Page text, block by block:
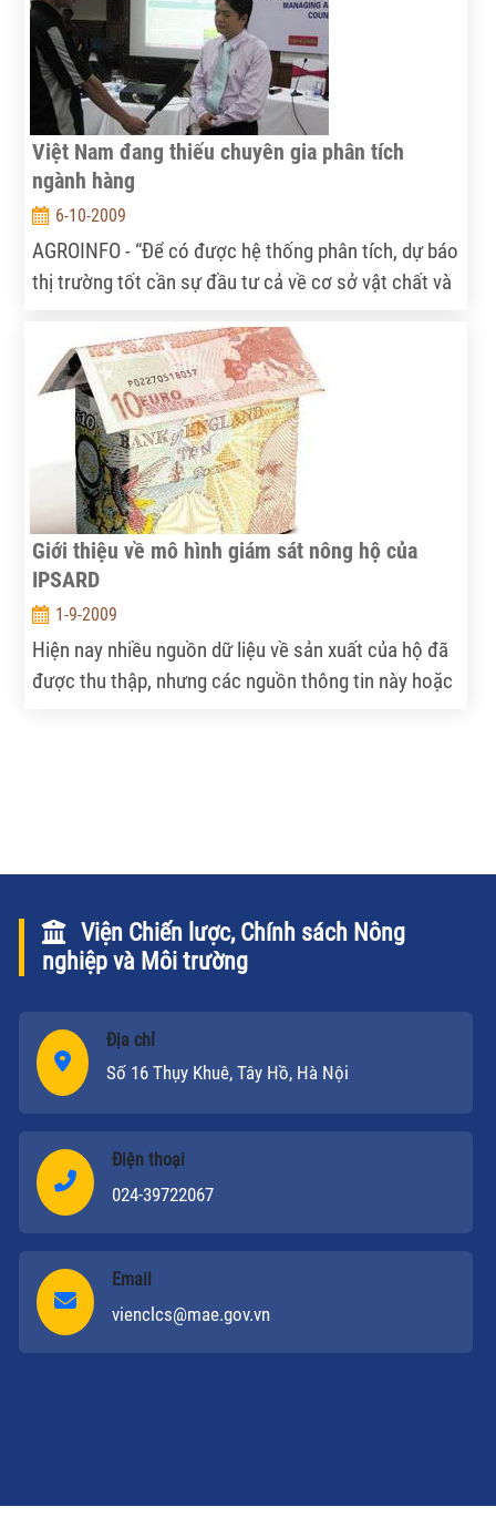
Việt Nam đang thiếu chuyên gia phân tích
ngành hàng
6-10-2009
AGROINFO - “Để có được hệ thống phân tích, dự báo
thị trường tốt cần sự đầu tư cả về cơ sở vật chất và
xúc nâng cao hiệu quả của dự báo kinh tế qua các
cú “sốc” vừa qua) đến những hành động cụ thể là
một quá trình không hề đơn giản.
Giới thiệu về mô hình giám sát nông hộ của
IPSARD
1-9-2009
Hiện nay nhiều nguồn dữ liệu về sản xuất của hộ đã
được thu thập, nhưng các nguồn thông tin này hoặc
Viện Chiến lược, Chính sách Nông
nghiệp và Môi trường
Địa chỉ
Số 16 Thụy Khuê, Tây Hồ, Hà Nội
Điện thoại
024-39722067
Email
vienclcs@mae.gov.vn